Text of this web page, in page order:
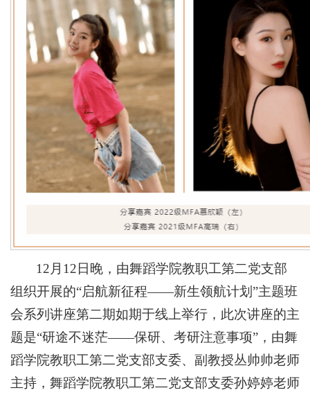
12月12日晚，由舞蹈学院教职工第二党支部
组织开展的“启航新征程——新生领航计划”主题班
会系列讲座第二期如期于线上举行，此次讲座的主
题是“研途不迷茫——保研、考研注意事项”，由舞
蹈学院教职工第二党支部支委、副教授丛帅帅老师
主持，舞蹈学院教职工第二党支部支委孙婷婷老师